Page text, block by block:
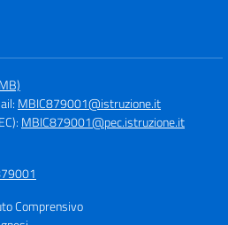
MBIC879001@istruzione.it
MBIC879001@pec.istruzione.it
Comprensivo